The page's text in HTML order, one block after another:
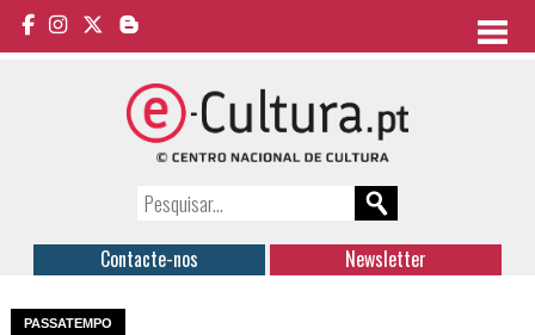
Contacte-nos Newsletter
PASSATEMPO